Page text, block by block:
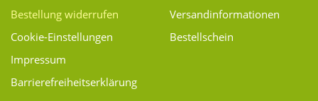
Bestellung widerrufen
Cookie-Einstellungen
Impressum
Barrierefreiheitserklärung
Versand­informationen
Bestellschein